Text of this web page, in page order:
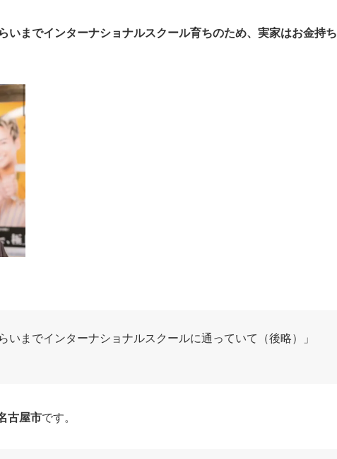
いまでインターナショナルスクール育ちのため、実家はお金持ち
いまでインターナショナルスクールに通っていて （後略）
」
古屋市です。